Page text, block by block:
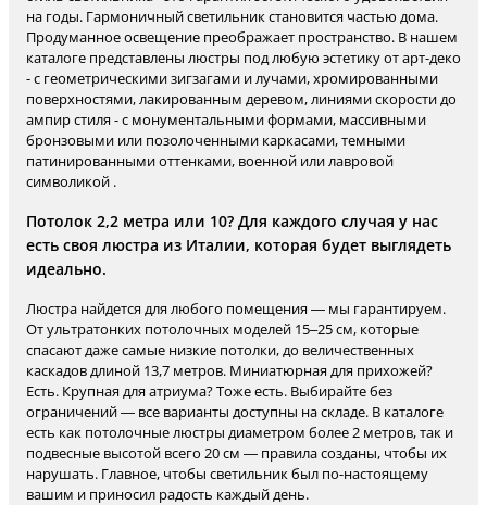
на годы. Гармоничный светильник становится частью дома.
Продуманное освещение преображает пространство. В нашем
каталоге представлены люстры под любую эстетику от арт-деко
- с геометрическими зигзагами и лучами, хромированными
поверхностями, лакированным деревом, линиями скорости до
ампир стиля - с монументальными формами, массивными
бронзовыми или позолоченными каркасами, темными
патинированными оттенками, военной или лавровой
символикой .
Потолок 2,2 метра или 10? Для каждого случая у нас
есть своя люстра из Италии, которая будет выглядеть
идеально.
Люстра найдется для любого помещения — мы гарантируем.
От ультратонких потолочных моделей 15–25 см, которые
спасают даже самые низкие потолки, до величественных
каскадов длиной 13,7 метров. Миниатюрная для прихожей?
Есть. Крупная для атриума? Тоже есть. Выбирайте без
ограничений — все варианты доступны на складе. В каталоге
есть как потолочные люстры диаметром более 2 метров, так и
подвесные высотой всего 20 см — правила созданы, чтобы их
нарушать. Главное, чтобы светильник был по-настоящему
вашим и приносил радость каждый день.